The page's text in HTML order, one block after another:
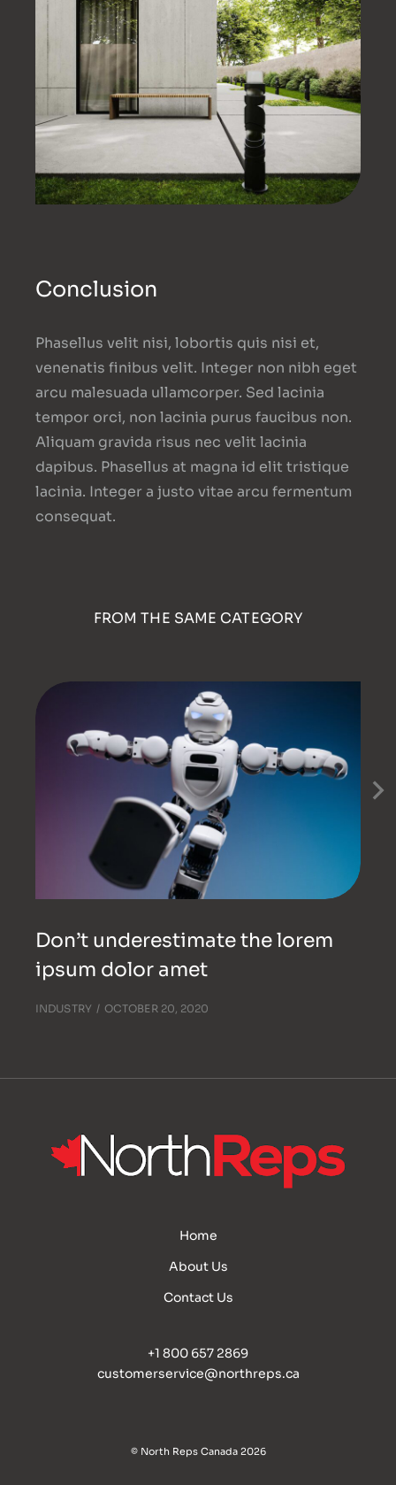
Conclusion
Phasellus velit nisi, lobortis quis nisi et,
venenatis finibus velit. Integer non nibh eget
arcu malesuada ullamcorper. Sed lacinia
tempor orci, non lacinia purus faucibus non.
Aliquam gravida risus nec velit lacinia
dapibus. Phasellus at magna id elit tristique
lacinia. Integer a justo vitae arcu fermentum
consequat.
FROM THE SAME CATEGORY
Don’t underestimate the lorem
ipsum dolor amet
INDUSTRY OCTOBER 20, 2020
Home
About Us
Contact Us
+1 800 657 2869
customerservice@northreps.ca
© North Reps Canada 2026